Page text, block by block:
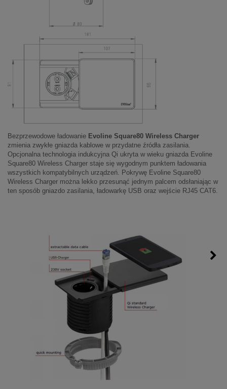
Bezprzewodowe ładowanie Evoline Square80 Wireless Charger
zmienia zwykłe gniazda kablowe w przydatne źródła zasilania.
Opcjonalna technologia indukcyjna Qi ukryta w wieku gniazda Evoline
Square80 Wireless Charger staje się wygodnym punktem ładowania
wszystkich kompatybilnych urządzeń. Pokrywę Evoline Square80
Wireless Charger można lekko przesunąć jednym palcem odsłaniając w
ten sposób gniazdo zasilania, ładowarkę USB oraz wejście RJ45 CAT6.